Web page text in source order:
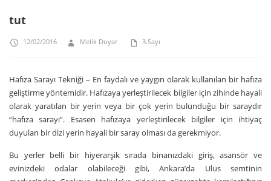
tut
12/02/2016 Melik Duyar 3.Sayı
Hafıza Sarayı Tekniği – En faydalı ve yaygın olarak kullanılan bir hafıza
geliştirme yöntemidir. Hafızaya yerleştirilecek bilgiler için zihinde hayali
olarak yaratılan bir yerin veya bir çok yerin bulunduğu bir saraydır
“hafıza sarayı”. Esasen hafızaya yerleştirilecek bilgiler için ihtiyaç
duyulan bir dizi yerin hayali bir saray olması da gerekmiyor.
Bu yerler belli bir hiyerarşik sırada binanızdaki giriş, asansör ve
evinizdeki odalar olabileceği gibi, Ankara’da Ulus semtinin